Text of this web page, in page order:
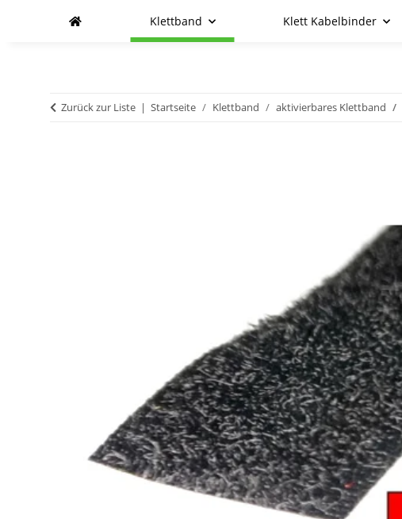
Klettband Klett Kabelbinder
Zurück zur Liste Startseite Klettband aktivierbares Klettband